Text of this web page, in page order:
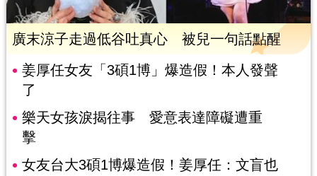
廣末涼子走過低谷吐真心 被兒一句話點醒
姜厚任女友「3碩1博」爆造假！本人發聲
了
樂天女孩淚揭往事 愛意表達障礙遭重
擊
女友台大3碩1博爆造假！姜厚任：文盲也